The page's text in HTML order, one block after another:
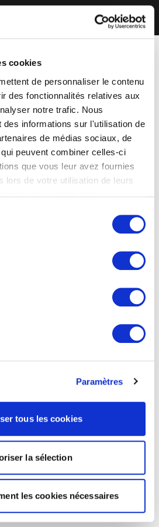
cookies
de personnaliser le contenu
des fonctionnalités relatives aux
notre trafic. Nous
des informations sur l'utilisation de
de médias sociaux, de
peuvent combiner celles-ci
que vous leur avez fournies
lors de votre utilisation de leurs
Paramètres
tous les cookies
la sélection
les cookies nécessaires